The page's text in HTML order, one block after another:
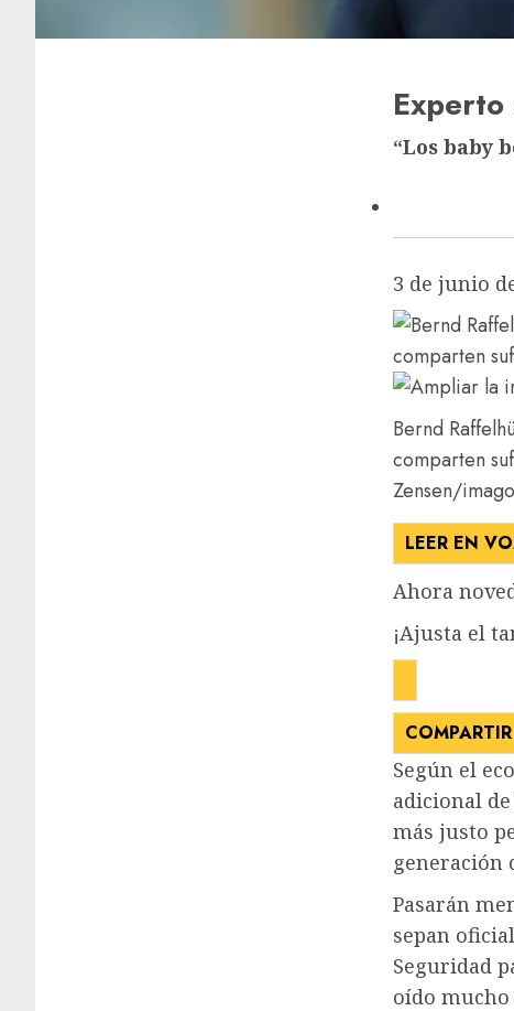
Experto
“Los baby
3 de junio
Bernd
comparten
Zensen/
LEER EN
Ahora
¡Ajusta el
Según el
adicional
más justo
generación
Pasarán
sepan
Seguridad
oído